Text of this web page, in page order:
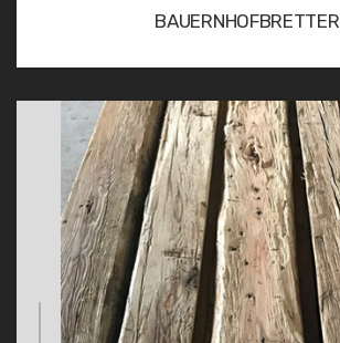
BAUERNHOFBRETTER